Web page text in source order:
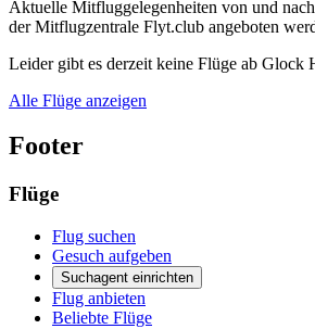
Aktuelle Mitfluggelegenheiten von und
der Mitflugzentrale Flyt.club angeboten
Leider gibt es derzeit keine Flüge ab Glock
Alle Flüge anzeigen
Footer
Flüge
Flug suchen
Gesuch aufgeben
Suchagent einrichten
Flug anbieten
Beliebte Flüge